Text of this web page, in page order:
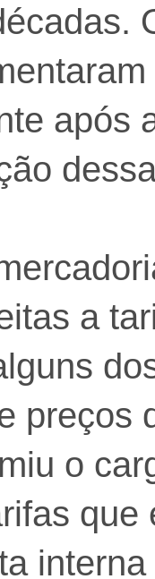
após
a
preços
o
que